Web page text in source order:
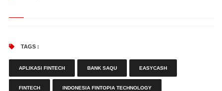
TAGS :
APLIKASI FINTECH BANK SAQU EASYCASH
FINTECH INDONESIA FINTOPIA TECHNOLOGY